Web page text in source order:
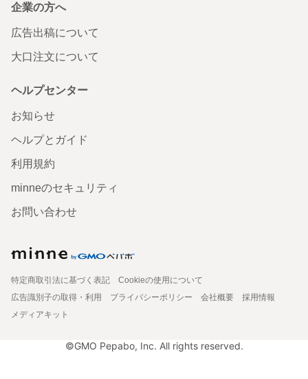
企業の方へ
広告出稿について
大口注文について
ヘルプセンター
お知らせ
ヘルプとガイド
利用規約
minneのセキュリティ
お問い合わせ
特定商取引法に基づく表記
Cookieの使用について
広告識別子の取得・利用
プライバシーポリシー 会社概要
採用情報
メディアキット
©GMO Pepabo, Inc. All rights reserved.